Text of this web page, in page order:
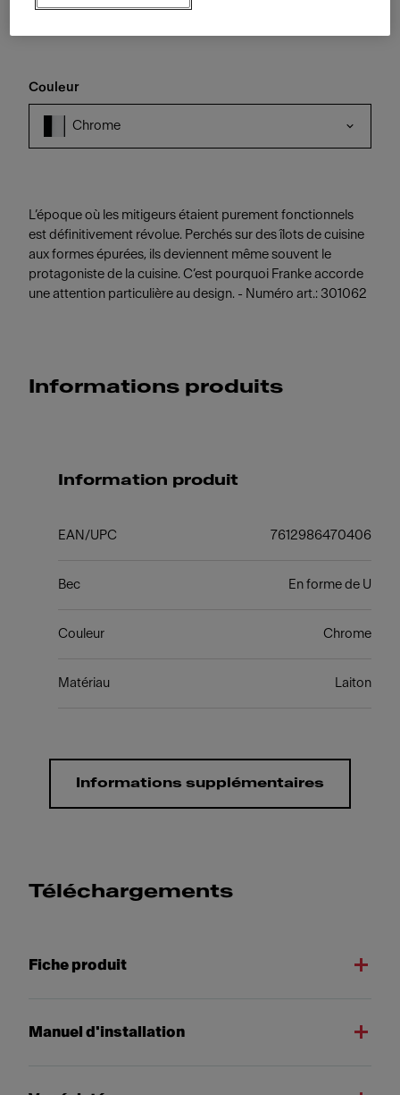
Couleur
Chrome
L’époque où les mitigeurs étaient purement fonctionnels
est définitivement révolue. Perchés sur des îlots de cuisine
aux formes épurées, ils deviennent même souvent le
protagoniste de la cuisine. C’est pourquoi Franke accorde
une attention particulière au design. - Numéro art.: 301062
Informations produits
Information produit
EAN/UPC 7612986470406
Bec En forme de U
Couleur Chrome
Matériau Laiton
Informations supplémentaires
Téléchargements
Fiche produit
Manuel d'installation